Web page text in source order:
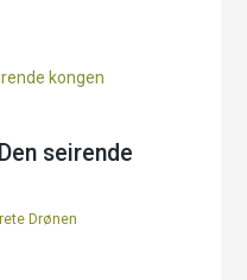
seirende
Drønen